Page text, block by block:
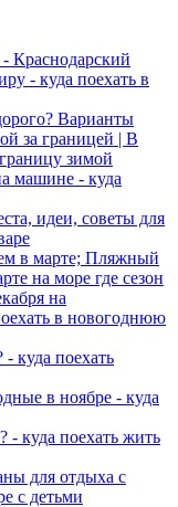
Краснодарский
- куда поехать в
Варианты
за границей | В
зимой
машине - куда
идеи, советы для
в марте; Пляжный
на море где сезон
на
в новогоднюю
- куда поехать
в ноябре - куда
- куда поехать жить
для отдыха с
с детьми